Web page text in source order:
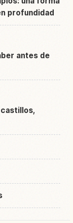
profundidad
antes de